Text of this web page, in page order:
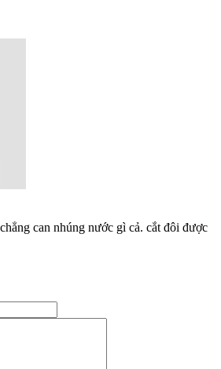
can nhúng nước gì cả. cắt đôi được